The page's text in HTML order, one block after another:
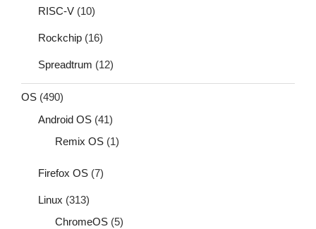
RISC-V (10)
Rockchip (16)
Spreadtrum (12)
OS (490)
Android OS (41)
Remix OS (1)
Firefox OS (7)
Linux (313)
ChromeOS (5)